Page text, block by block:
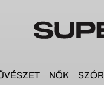
NŐK